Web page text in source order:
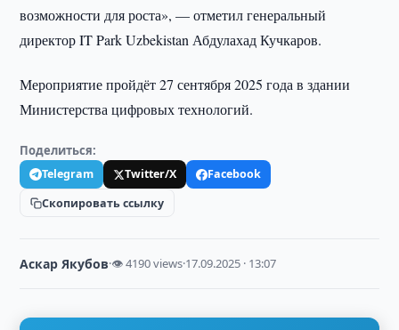
возможности для роста», — отметил генеральный
директор IT Park Uzbekistan Абдулахад Кучкаров.
Мероприятие пройдёт 27 сентября 2025 года в здании
Министерства цифровых технологий.
Поделиться:
Telegram Twitter/X
Facebook
Скопировать ссылку
Аскар Якубов·👁 4190 views·17.09.2025 · 13:07